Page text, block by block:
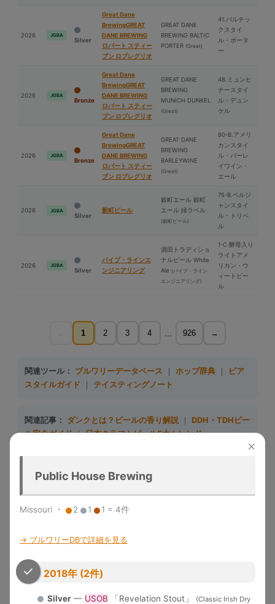
2026 JGBA
Silver
Great Dane
BrewingGREAT
DANE BREWING
ロバート スティー
ブン ロブレグリオ
GREAT DANE
BREWING BALTIC
PORTER (Great)
41.バルチッ
クスタイ
ル・ポータ
ー
2026 JGBA
Bronze
Great Dane
BrewingGREAT
DANE BREWING
ロバート スティー
ブン ロブレグリオ
GREAT DANE
BREWING
MUNICH DUNKEL
(Great)
48.ミュンヒ
ナースタイ
ル・デュン
ケル
2026 JGBA
Bronze
Great Dane
BrewingGREAT
DANE BREWING
ロバート スティー
ブン ロブレグリオ
GREAT DANE
BREWING
BARLEYWINE
(Great)
90-B.アメリ
カンスタイ
ル・バーレ
イワイン・
エール
2026 JGBA
Silver
穀町ビール
穀町エール 穀町
エール 緑ラベル
(穀町ビール)
75-B.ベルジ
ャンスタイ
ル・トリペ
ル
2026 JGBA
Silver
パイプ・ラインエ
ンジニアリング
酒⽥トラディショ
ナルビール White
Ale (パイプ・ライン
エンジニアリング)
1-C.酵⺟入り
ライトアメ
リカン・ウ
ィートビー
ル
1 2 3 4 ... 926 →
×
Public House Brewing
Missouri ・ 2 1 1 = 4件
→ ブルワリーDBで詳細を見る
2018年 (2件)
Silver— USOB 「Revelation Stout」 (Classic Irish Dry
関連ツール： ブルワリーデータベース ホップ辞典
ビア
スタイルガイド
テイスティングノート
関連記事： ダンクとは？ビールの香り解説
DDH・TDHビー
ル完全ガイド｜日本クラフトビール5大トレンド
収録大会一覧（10大会）
大会名 略称 収録年度 開催地 特徴
Beer Festival
Australian Intl
Beer Awards
2025
「ビールのオリンピック」。世